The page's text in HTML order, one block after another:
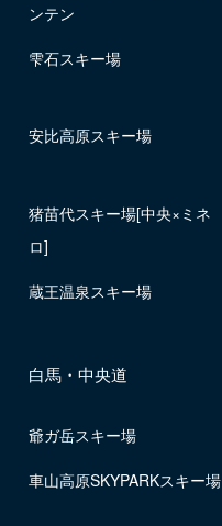
ンテン
雫石スキー場
安比高原スキー場
猪苗代スキー場[中央×ミネ
ロ]
蔵王温泉スキー場
白馬・中央道
爺ガ岳スキー場
車山高原SKYPARKスキー場